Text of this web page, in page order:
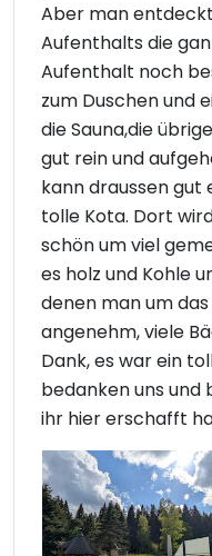
Aber man
Aufenthalts die
Aufenthalt noch
zum Duschen und
die Sauna,die
gut rein und
kann draussen gut
tolle Kota. Dort
schön um viel
es holz und Kohle
denen man um
angenehm, viele
Dank, es war ein
bedanken uns und
ihr hier erschafft